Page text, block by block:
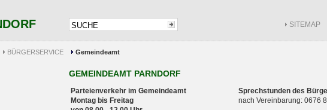
SITEMAP
BÜRGERSERVICE Gemeindeamt
GEMEINDEAMT PARNDORF
Parteienverkehr im Gemeindeamt
Montag bis Freitag
Sprechstunden des
nach Vereinbarung: 0676